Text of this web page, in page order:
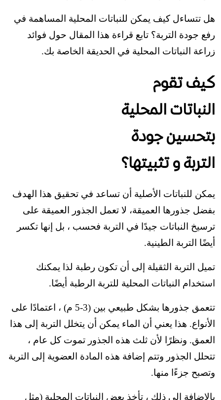
هل تتساءل كيف يمكن للنباتات المحلية المساهمة في
رفع جودة التربة؟ تابع قراءة هذا المقال حول فوائد
زراعة النباتات المحلية في الحديقة الخاصة بك.
كيف تقوم
النباتات المحلية
بتحسين جودة
التربة و تثبيتها؟
يمكن للنباتات الأصلية أن تساعد في تحقيق هذا الهدف
بفضل جذورها العميقة، لا تعمل الجذور العميقة على
ترسيخ النباتات جيدًا في التربة فحسب ، بل إنها تكسر
أيضًا التربة الطينية.
تميل التربة الثقيلة إلى أن تكون رطبة لذا يمكنك
استخدام النباتات المحلية للتربة الرطبة أيضًا.
تتعمق جذورها بشكل طبيعي بين (3-5 م) ، اعتمادًا على
الأنواع. هذا يعني أن الماء يمكن أن يتخلل التربة إلى هذا
العمق. ونظرًا لأن ثلث هذه الجذور تموت كل عام ،
تتحلل الجذور وتتم إضافة هذه المادة العضوية إلى التربة
وتصبح جزءًا منها.
بالإضافة إلى ذلك ، تأخذ بعض النباتات المحلية (مثل